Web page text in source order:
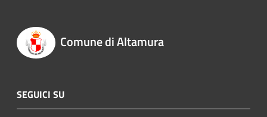
Comune di Altamura
SEGUICI SU